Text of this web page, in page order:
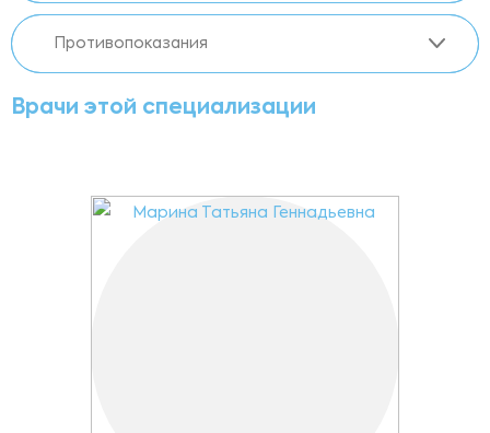
Противопоказания
Врачи этой специализации